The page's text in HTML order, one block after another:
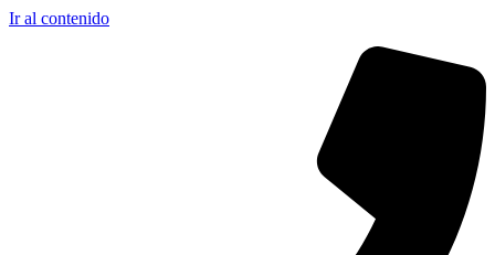
Ir al contenido